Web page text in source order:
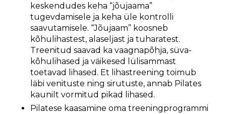
keskendudes keha “jõujaama”
tugevdamisele ja keha üle kontrolli
saavutamisele. “Jõujaam” koosneb
kõhulihastest, alaseljast ja tuharatest.
Treenitud saavad ka vaagnapõhja, süva-
kõhulihased ja väikesed lülisammast
toetavad lihased. Et lihastreening toimub
läbi venituste ning sirutuste, annab Pilates
kaunilt vormitud pikad lihased.
Pilatese kaasamine oma treeningprogrammi